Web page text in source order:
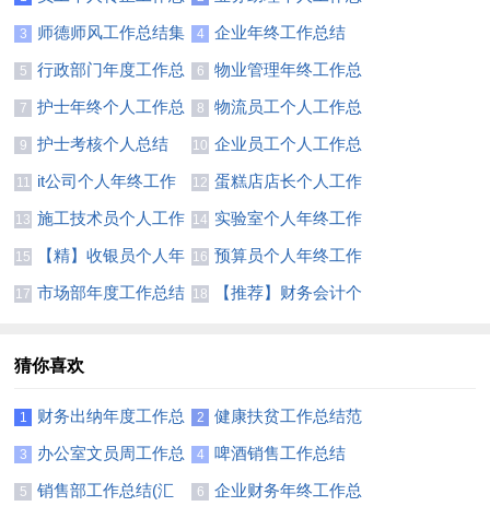
结精选15篇
结13篇
3
师德师风工作总结集
合15篇
4
企业年终工作总结
(合集15篇)
5
行政部门年度工作总
结(13篇)
6
物业管理年终工作总
结合集15篇
7
护士年终个人工作总
结【精】
8
物流员工个人工作总
结13篇
9 护士考核个人总结 10 企业员工个人工作总
结集合15篇
11
it公司个人年终工作
总结
12 蛋糕店店长个人工作
总结5篇
13 施工技术员个人工作
总结11篇
14 实验室个人年终工作
总结
15
【精】收银员个人年
终工作总结
16 预算员个人年终工作
总结
17 市场部年度工作总结 18
【推荐】财务会计个
猜你喜欢
1
财务出纳年度工作总
结11篇
2
健康扶贫工作总结范
文
3
办公室文员周工作总
结
4 啤酒销售工作总结
5
销售部工作总结(汇
6
企业财务年终工作总